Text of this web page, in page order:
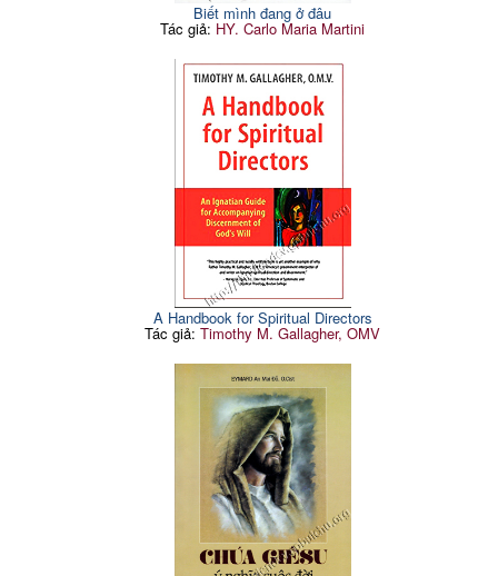
Biết mình đang ở đâu
Tác giả: HY. Carlo Maria Martini
A Handbook for Spiritual Directors
Tác giả:Timothy M. Gallagher, OMV